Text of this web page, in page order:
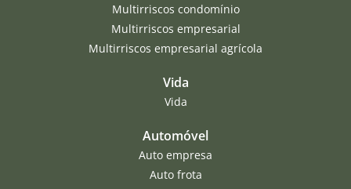
Multirriscos condomínio
Multirriscos empresarial
Multirriscos empresarial agrícola
Vida
Vida
Automóvel
Auto empresa
Auto frota